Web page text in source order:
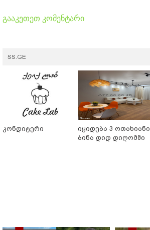
გააკეთეთ კომენტარი
SS.GE
კონდიტერი
იყიდება 3 ოთახიანი
ბინა დიდ დიღომში